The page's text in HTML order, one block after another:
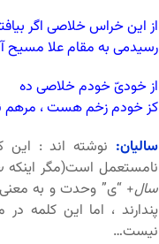
از این خراس خلاصی اگر
رسیدمی به مقام علا مسیح
از خودیّ خودم خلاصی ده
کز خودم زخم هست ،
سالیان: نوشته اند :
نامستعمل است(مگر اینکه
سال+ “ی” وحدت و به
پندارند ، اما این کلمه
نیست…